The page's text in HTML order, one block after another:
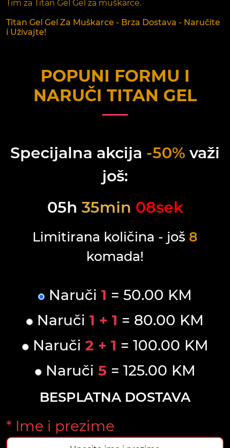
Tim za Titan Gel Gel za muškarce.
Titan Gel Gel Za Muškarce - Brza Dostava - Naručite
i Uživajte!
POPUNI FORMU I
NARUČI TITAN GEL
Specijalna akcija -50% važi
još:
05h 35min 08sek
Limitirana količina - još 8
komada!
Naruči 1 = 50.00 KM
Naruči 1 + 1 = 80.00 KM
Naruči 2 + 1 = 100.00 KM
Naruči 5 = 125.00 KM
BESPLATNA DOSTAVA
* Ime i prezime